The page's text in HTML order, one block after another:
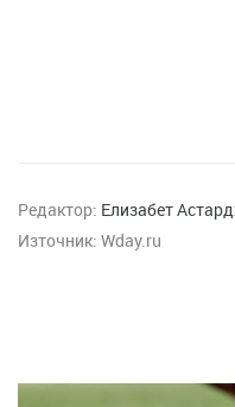
Редактор: Елизабет
Източник: Wday.ru